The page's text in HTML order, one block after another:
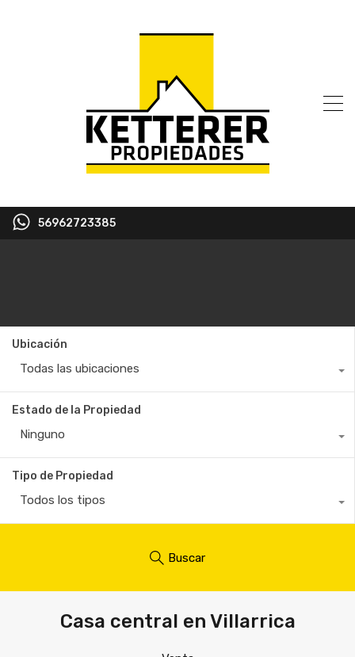
56962723385
Ubicación
Todas las ubicaciones
Estado de la Propiedad
Ninguno
Tipo de Propiedad
Todos los tipos
Buscar
Casa central en Villarrica